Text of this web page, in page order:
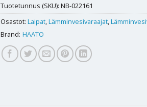
Tuotetunnus (SKU): NB-022161
Osastot: Laipat Lämminvesivaraajat
Brand: HAATO